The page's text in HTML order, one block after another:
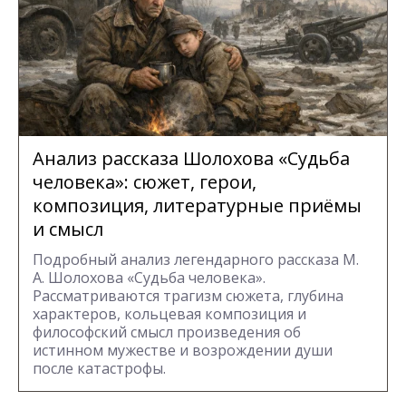
Анализ рассказа Шолохова «Судьба
человека»: сюжет, герои,
композиция, литературные приёмы
и смысл
Подробный анализ легендарного рассказа М.
А. Шолохова «Судьба человека».
Рассматриваются трагизм сюжета, глубина
характеров, кольцевая композиция и
философский смысл произведения об
истинном мужестве и возрождении души
после катастрофы.